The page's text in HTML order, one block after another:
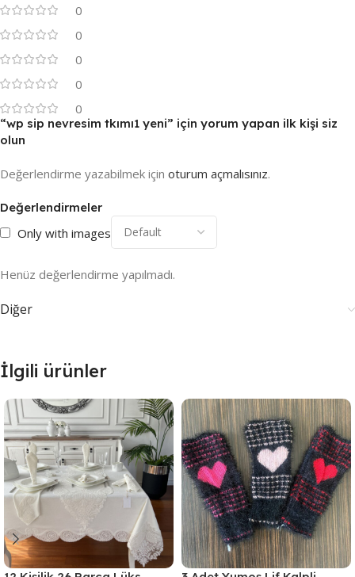
0
0
0
0
0
Değerlendirmeler
Only with images
Henüz değerlendirme yapılmadı.
“wp sip nevresim tkımı1 yeni” için yorum yapan ilk kişi siz
olun
Değerlendirme yazabilmek için oturum açmalısınız.
Diğer
İlgili ürünler